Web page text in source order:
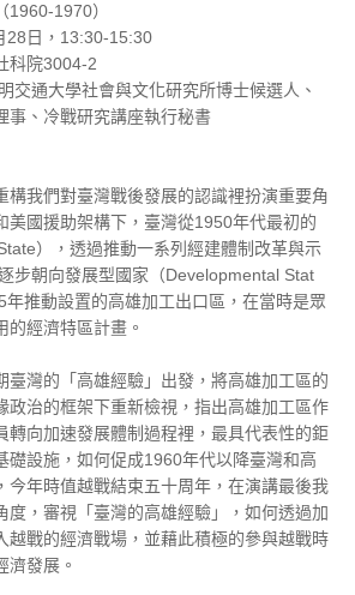
1960-1970）
28日，13:30-15:30
科院3004-2
交通大學社會與文化研究所博士候選人、
事、冷戰研究講座執行秘書
構我們對臺灣戰後發展的認識裡扮演重要角
美國援助架構下，臺灣從1950年代最初的
），透過推動一系列經建體制改革與示
步朝向發展型國家（Developmental Stat
推動設置的高雄加工出口區，在當時是眾
的經濟特區計畫。
臺灣的「高雄經驗」出發，將高雄加工區的
政治的框架下重新檢視，指出高雄加工區作
轉向加速發展體制過程裡，最具代表性的鉅
礎設施，如何促成1960年代以降臺灣和高
今年時值越戰結束五十周年，在演講最後我
度，審視「臺灣的高雄經驗」，如何透過加
越戰的經濟戰場，並藉此積極的參與越戰時
濟發展。